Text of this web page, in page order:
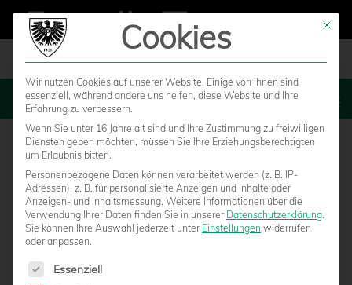
MENU
Mit
Cookies
Wir nutzen Cookies auf unserer Website. Einige von ihnen sind
essenziell, während andere uns helfen, diese Website und Ihre
Erfahrung zu verbessern.
Wenn Sie unter 16 Jahre alt sind und Ihre Zustimmung zu freiwilligen
Diensten geben möchten, müssen Sie Ihre Erziehungsberechtigten
um Erlaubnis bitten.
Personenbezogene Daten können verarbeitet werden (z. B. IP-
Adressen), z. B. für personalisierte Anzeigen und Inhalte oder
Anzeigen- und Inhaltsmessung. Weitere Informationen über die
Verwendung Ihrer Daten finden Sie in unserer Datenschutzerklärung.
Sie können Ihre Auswahl jederzeit unter Einstellungen widerrufen
oder anpassen.
Es folgt eine Liste der Service-Gruppen, für die eine
Essenziell